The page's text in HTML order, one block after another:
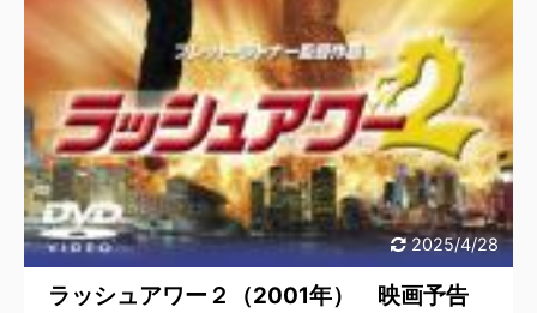
2025/4/28
ラッシュアワー２（2001年） 映画予告